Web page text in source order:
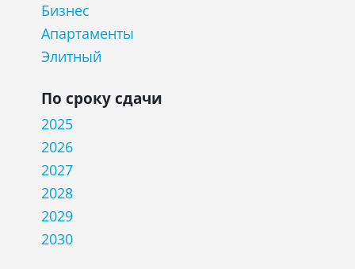
Бизнес
Апартаменты
Элитный
По сроку сдачи
2025
2026
2027
2028
2029
2030